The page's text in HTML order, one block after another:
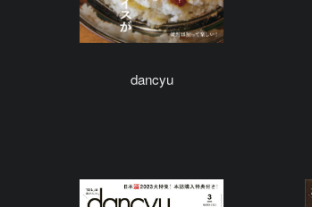
dancyu